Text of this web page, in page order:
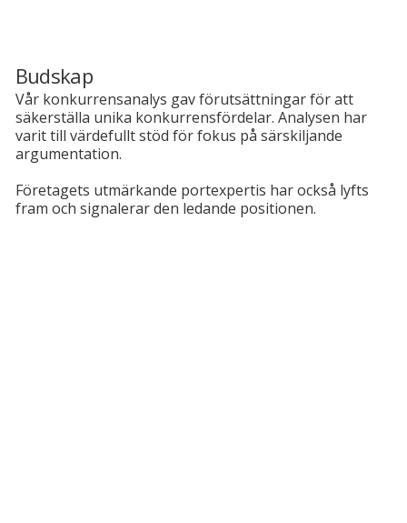
Budskap
Vår konkurrensanalys gav förutsättningar för att
säkerställa unika konkurrensfördelar. Analysen har
varit till värdefullt stöd för fokus på särskiljande
argumentation.
Företagets utmärkande portexpertis har också lyfts
fram och signalerar den ledande positionen.